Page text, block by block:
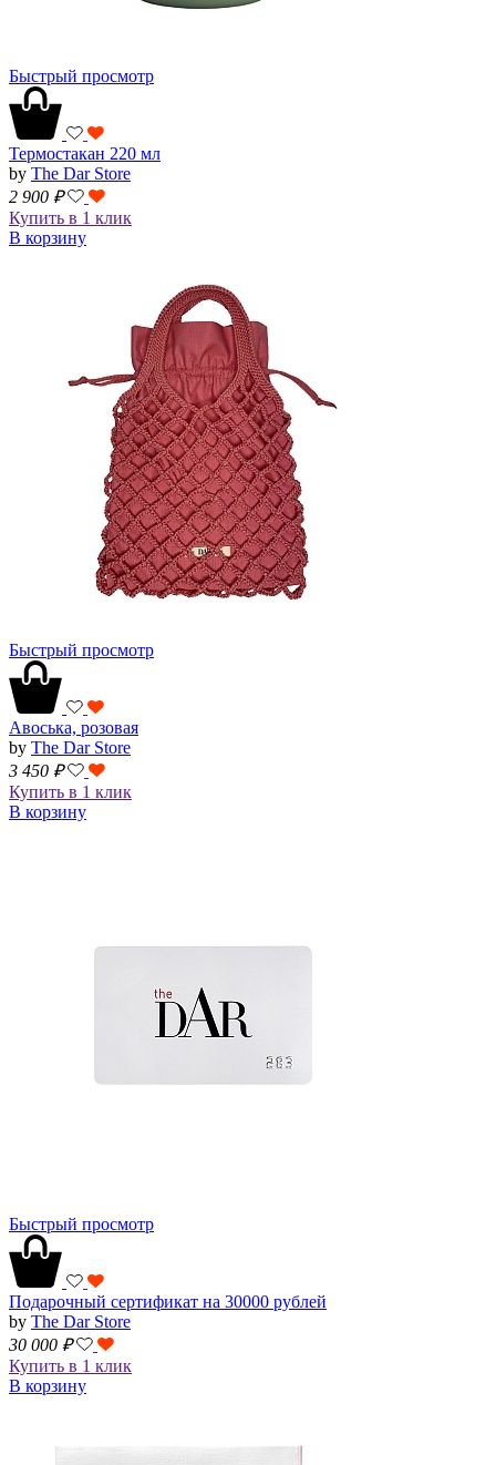
Быстрый просмотр
Термостакан 220 мл
by The Dar Store
2 900 ₽
Купить в 1 клик
В корзину
Быстрый просмотр
Авоська, розовая
by The Dar Store
3 450 ₽
Купить в 1 клик
В корзину
Быстрый просмотр
Подарочный сертификат на 30000 рублей
by The Dar Store
30 000 ₽
Купить в 1 клик
В корзину